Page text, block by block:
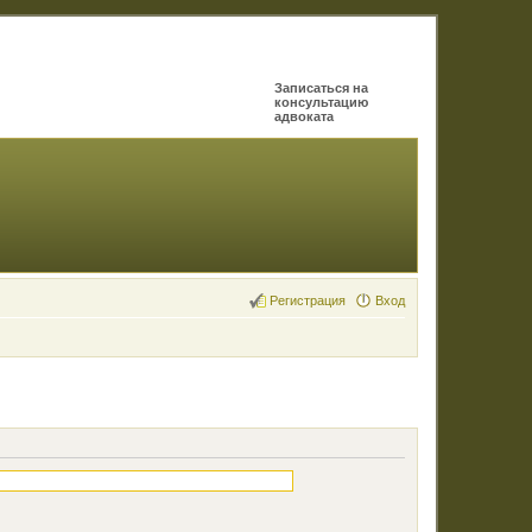
Записаться на
консультацию
адвоката
Вход
Регистрация